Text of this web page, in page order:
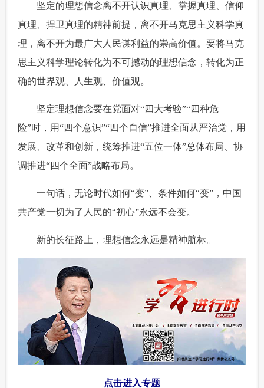
坚定的理想信念离不开认识真理、掌握真理、信仰
真理、捍卫真理的精神前提，离不开马克思主义科学真
理，离不开为最广大人民谋利益的崇高价值。要将马克
思主义科学理论转化为不可撼动的理想信念，转化为正
确的世界观、人生观、价值观。
坚定理想信念要在党面对“四大考验”“四种危
险”时，用“四个意识”“四个自信”推进全面从严治党，用
发展、改革和创新，统筹推进“五位一体”总体布局、协
调推进“四个全面”战略布局。
一句话，无论时代如何“变”、条件如何“变”，中国
共产党一切为了人民的“初心”永远不会变。
新的长征路上，理想信念永远是精神航标。
点击进入专题